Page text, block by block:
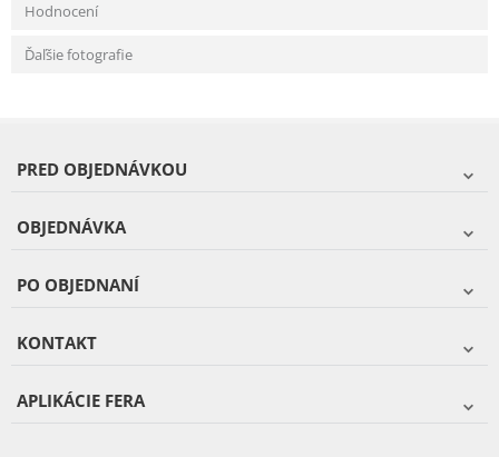
Hodnocení
Ďaľšie fotografie
PRED OBJEDNÁVKOU
OBJEDNÁVKA
PO OBJEDNANÍ
KONTAKT
APLIKÁCIE FERA